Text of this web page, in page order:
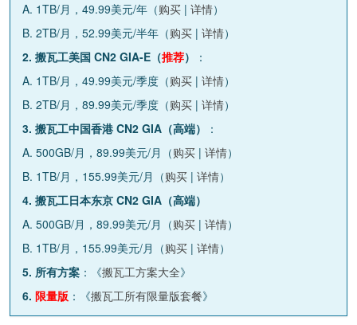
A. 1TB/月，49.99美元/年（购买 | 详情）
B. 2TB/月，52.99美元/半年（购买 | 详情）
2. 搬瓦工美国 CN2 GIA-E（推荐）
：
A. 1TB/月，49.99美元/季度（购买 | 详情）
B. 2TB/月，89.99美元/季度（购买 | 详情）
3. 搬瓦工中国香港 CN2 GIA（高端）
：
A. 500GB/月，89.99美元/月（购买 | 详情）
B. 1TB/月，155.99美元/月（购买 | 详情）
4. 搬瓦工日本东京 CN2 GIA（高端）
A. 500GB/月，89.99美元/月（购买 | 详情）
B. 1TB/月，155.99美元/月（购买 | 详情）
5. 所有方案 ：《搬瓦工方案大全》
6. 限量版 ：《搬瓦工所有限量版套餐》